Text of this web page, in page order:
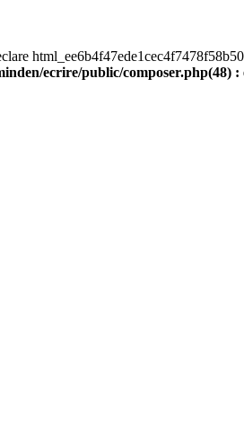
ecrire/public/composer.php(48) :